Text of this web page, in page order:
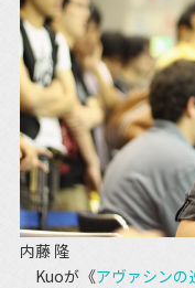
内藤 隆
Kuoが《アヴァシンの